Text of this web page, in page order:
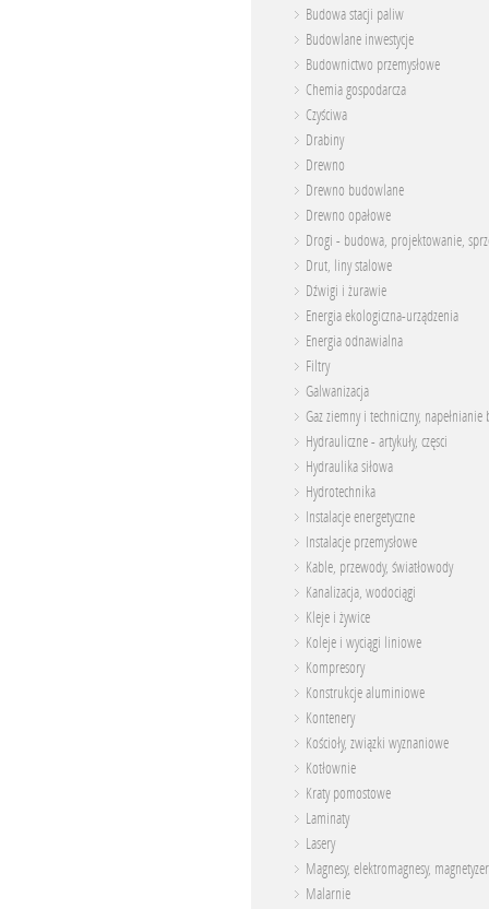
Budowa stacji paliw
Budowlane inwestycje
Budownictwo przemysłowe
Chemia gospodarcza
Czyściwa
Drabiny
Drewno
Drewno budowlane
Drewno opałowe
Drogi - budowa, projektowanie,
Drut, liny stalowe
Dźwigi i żurawie
Energia ekologiczna-urządzenia
Energia odnawialna
Filtry
Galwanizacja
Gaz ziemny i techniczny,
Hydrauliczne - artykuły, częsci
Hydraulika siłowa
Hydrotechnika
Instalacje energetyczne
Instalacje przemysłowe
Kable, przewody, światłowody
Kanalizacja, wodociągi
Kleje i żywice
Koleje i wyciągi liniowe
Kompresory
Konstrukcje aluminiowe
Kontenery
Kościoły, związki wyznaniowe
Kotłownie
Kraty pomostowe
Laminaty
Lasery
Magnesy, elektromagnesy,
Malarnie